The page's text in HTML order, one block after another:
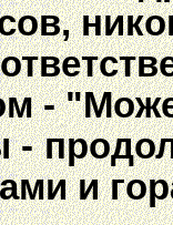
-
-
и